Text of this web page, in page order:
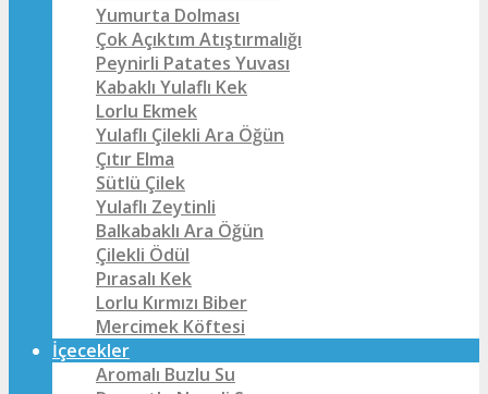
Yumurta Dolması
Çok Açıktım Atıştırmalığı
Peynirli Patates Yuvası
Kabaklı Yulaflı Kek
Lorlu Ekmek
Yulaflı Çilekli Ara Öğün
Çıtır Elma
Sütlü Çilek
Yulaflı Zeytinli
Balkabaklı Ara Öğün
Çilekli Ödül
Pırasalı Kek
Lorlu Kırmızı Biber
Mercimek Köftesi
İçecekler
Aromalı Buzlu Su